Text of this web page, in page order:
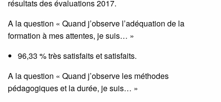
résultats des évaluations 2017.
A la question « Quand j’observe l’adéquation de la
formation à mes attentes, je suis… »
96,33 % très satisfaits et satisfaits.
A la question « Quand j’observe les méthodes
pédagogiques et la durée, je suis… »